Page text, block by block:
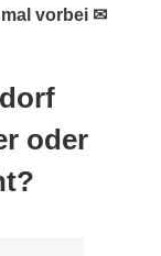
vorbei ✉
oder